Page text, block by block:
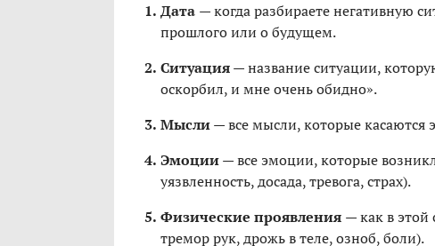
Дата — когда разбираете негативную
прошлого или о будущем.
Ситуация— название ситуации,
оскорбил, и мне очень обидно».
Мысли— все мысли, которые касаются
Эмоции— все эмоции, которые
уязвленность, досада, тревога, страх).
Физические проявления — как в этой
тремор рук, дрожь в теле, озноб, боли).